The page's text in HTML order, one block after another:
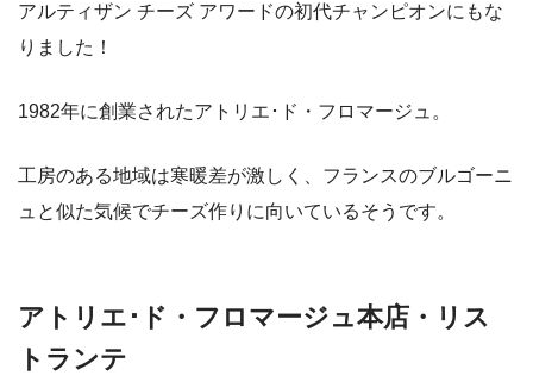
アルティザン チーズ アワードの初代チャンピオンにもな
りました！
1982年に創業されたアトリエ･ド・フロマージュ。
工房のある地域は寒暖差が激しく、フランスのブルゴーニ
ュと似た気候でチーズ作りに向いているそうです。
アトリエ･ド・フロマージュ本店・リス
トランテ